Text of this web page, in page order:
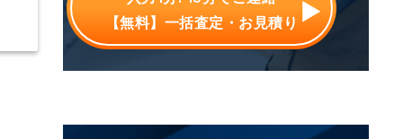
【無料】一括査定・お見積り